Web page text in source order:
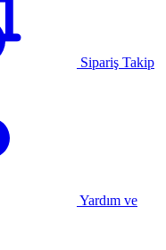
Sipariş Takip
Yardım ve